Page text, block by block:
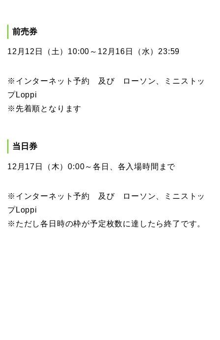
前売券
12月12日（土）10:00～12月16日（水）23:59
※インターネット予約 及び ローソン、ミニストッ
プLoppi
※先着順となります
当日券
12月17日（木）0:00～各日、各入場時間まで
※インターネット予約 及び ローソン、ミニストッ
プLoppi
※ただし各日時の枠が予定枚数に達したら終了です。